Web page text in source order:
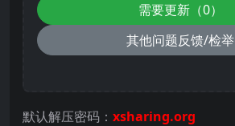
需要更新（0）
其他问题反馈/检举
默认解压密码： xsharing.org